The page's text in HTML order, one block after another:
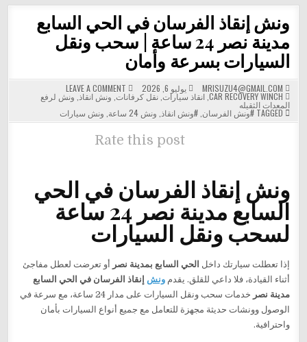
ونش إنقاذ الفرسان في الحي السابع
مدينة نصر 24 ساعة | سحب ونقل
السيارات بسرعة وأمان
MRISUZU4@GMAIL.COM يوليو 6, 2026 LEAVE A COMMENT
ON
ونش
إنقاذ
الفرسان
في
سحب
ونقل
السيارات
بسرعة
وأمان
POSTED
IN
CAR RECOVERY WINCH
,انقاذ سيارات ,نقل كرفانات ونش انقاذ ونش لرفع
المعدات الثقيله
TAGGED #ونش الفرسان ,#ونش انقاذ ونش 24 ساعة ونش سيارات
Rate this post
ونش إنقاذ الفرسان في الحي
السابع مدينة نصر 24 ساعة
لسحب ونقل السيارات
إذا تعطلت سيارتك داخل الحي السابع بمدينة نصر أو تعرضت لعطل مفاجئ
أثناء القيادة، فلا داعي للقلق. يقدمونش إنقاذ الفرسان في الحي السابع
مدينة نصر
خدمات سحب ونقل السيارات على مدار 24 ساعة، مع سرعة في
الوصول وونشات حديثة مجهزة للتعامل مع جميع أنواع السيارات بأمان
واحترافية.